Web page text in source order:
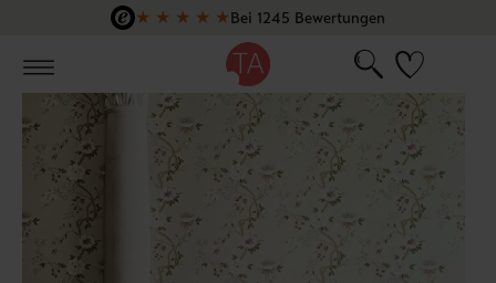
Zum Hauptinhalt springen
★ ★ ★ ★ ★Bei 1245 Bewertungen